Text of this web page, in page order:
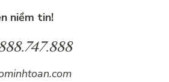
niềm tin!